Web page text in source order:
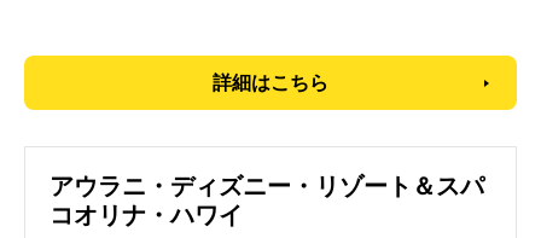
詳細はこちら
アウラニ・ディズニー・リゾート＆スパ
コオリナ・ハワイ